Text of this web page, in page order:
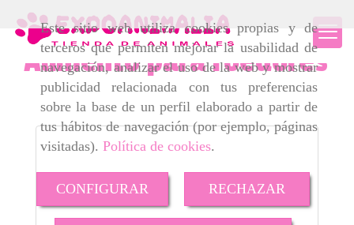
Este sitio web utiliza cookies propias y de
terceros que permiten mejorar la usabilidad de
navegación, analizar el uso de la web y mostrar
publicidad relacionada con tus preferencias
sobre la base de un perfil elaborado a partir de
tus hábitos de navegación (por ejemplo, páginas
visitadas). Política de cookies.
CONFIGURAR RECHAZAR
Alimento para roedores